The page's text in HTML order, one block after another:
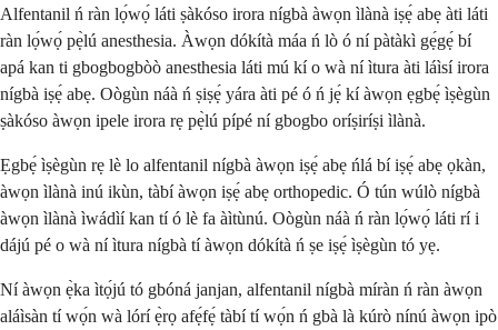
Alfentanil ń ràn lọ́wọ́ láti ṣàkóso irora nígbà àwọn ìlànà iṣẹ́ abẹ àti láti
ràn lọ́wọ́ pẹ̀lú anesthesia. Àwọn dókítà máa ń lò ó ní pàtàkì gẹ́gẹ́ bí
apá kan ti gbogbogbòò anesthesia láti mú kí o wà ní ìtura àti láìsí irora
nígbà iṣẹ́ abẹ. Oògùn náà ń ṣiṣẹ́ yára àti pé ó ń jẹ́ kí àwọn ẹgbẹ́ ìṣègùn
ṣàkóso àwọn ipele irora rẹ pẹ̀lú pípé ní gbogbo oríṣiríṣi ìlànà.
Ẹgbẹ́ ìṣègùn rẹ lè lo alfentanil nígbà àwọn iṣẹ́ abẹ ńlá bí iṣẹ́ abẹ ọkàn,
àwọn ìlànà inú ikùn, tàbí àwọn iṣẹ́ abẹ orthopedic. Ó tún wúlò nígbà
àwọn ìlànà ìwádìí kan tí ó lè fa àìtùnú. Oògùn náà ń ràn lọ́wọ́ láti rí i
dájú pé o wà ní ìtura nígbà tí àwọn dókítà ń ṣe iṣẹ́ ìṣègùn tó yẹ.
Ní àwọn ẹ̀ka ìtọ́jú tó gbóná janjan, alfentanil nígbà míràn ń ràn àwọn
aláìsàn tí wọ́n wà lórí ẹ̀rọ afẹ́fẹ́ tàbí tí wọ́n ń gbà là kúrò nínú àwọn ipò